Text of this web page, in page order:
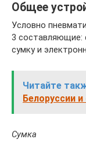
Общее
Условно
3 составляющие:
сумку и
Читайте
Белоруссии
Сумка